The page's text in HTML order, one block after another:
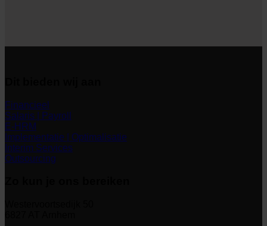
Financieel
Salaris | Payroll
E-HRM
Implementatie | Optimalisatie
Interim Services
Outsourcing